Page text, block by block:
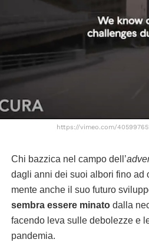
https://vimeo.com/
Chi bazzica nel campo dell’
dagli anni dei suoi albori fino ad
mente anche il suo futuro
sembra essere minato dalla
facendo leva sulle debolezze e
pandemia.